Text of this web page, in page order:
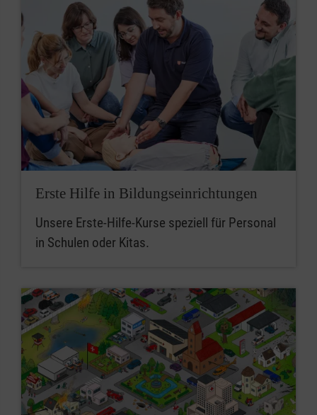
Erste Hilfe in Bildungseinrichtungen
Unsere Erste-Hilfe-Kurse speziell für Personal
in Schulen oder Kitas.